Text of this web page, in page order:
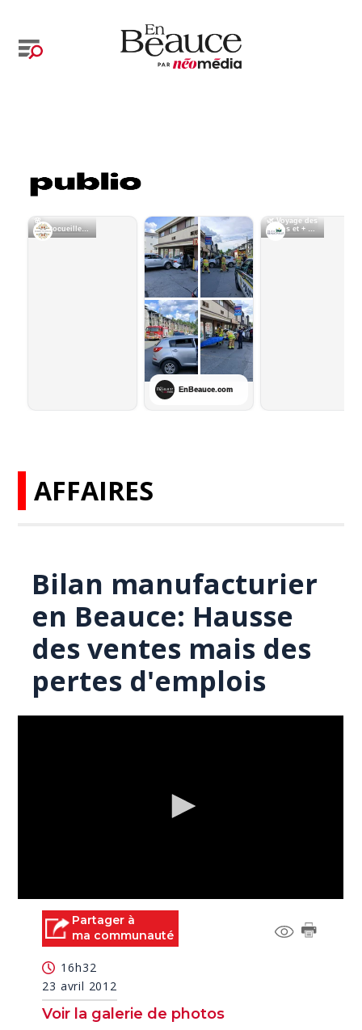
AFFAIRES
Bilan manufacturier
en Beauce: Hausse
des ventes mais des
pertes d'emplois
seconds
seconds
Partager à
ma communauté
16h32
23 avril 2012
Voir la galerie de photos